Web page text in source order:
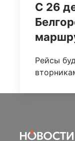
С 26
Рейсы